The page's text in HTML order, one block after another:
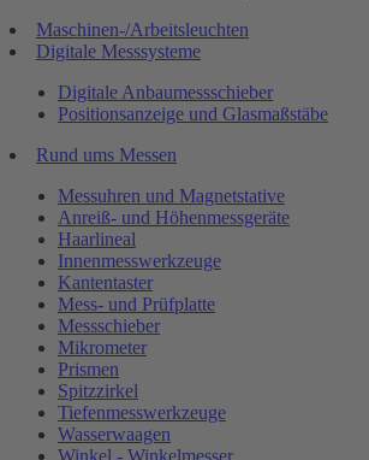
Maschinen-/Arbeitsleuchten
Digitale Messsysteme
Digitale Anbaumessschieber
Positionsanzeige und Glasmaßstäbe
Rund ums Messen
Messuhren und Magnetstative
Anreiß- und Höhenmessgeräte
Haarlineal
Innenmesswerkzeuge
Kantentaster
Mess- und Prüfplatte
Messschieber
Mikrometer
Prismen
Spitzzirkel
Tiefenmesswerkzeuge
Wasserwaagen
Winkel - Winkelmesser